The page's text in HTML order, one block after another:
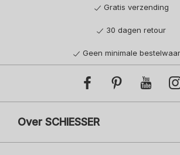
Gratis verzending
30 dagen retour
Geen minimale
Over SCHIESSER